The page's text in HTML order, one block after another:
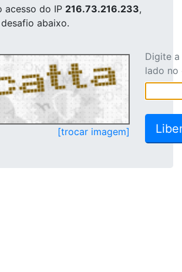
acesso do IP 216.73.216.233,
abaixo.
[trocar imagem]
Digite
lado no